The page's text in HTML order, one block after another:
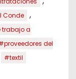
Conde ,
trabajo a
del
#textil